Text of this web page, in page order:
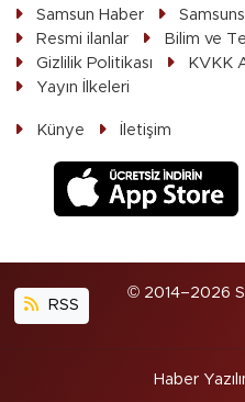
Samsun Haber
Resmi ilanlar
Bilim ve
Gizlilik Politikası
KVKK
Yayın İlkeleri
Künye İletişim
RSS
© 2014–2026
Haber